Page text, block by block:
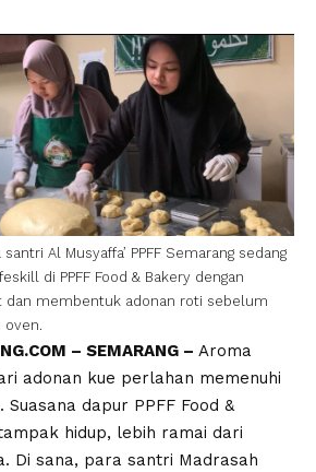
santri Al Musyaffa’ PPFF Semarang sedang
di PPFF Food & Bakery dengan
dan membentuk adonan roti sebelum
oven.
– SEMARANG – Aroma
adonan kue perlahan memenuhi
Suasana dapur PPFF Food &
hidup, lebih ramai dari
Di sana, para santri Madrasah